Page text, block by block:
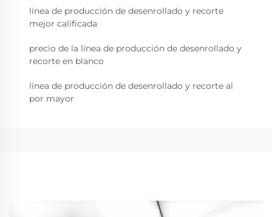
línea de producción de desenrollado y recorte
mejor calificada
precio de la línea de producción de desenrollado y
recorte en blanco
línea de producción de desenrollado y recorte al
por mayor